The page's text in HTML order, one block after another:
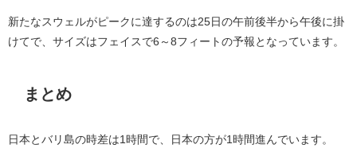
新たなスウェルがピークに達するのは25日の午前後半から午後に掛
けてで、サイズはフェイスで6～8フィートの予報となっています。
まとめ
日本とバリ島の時差は1時間で、日本の方が1時間進んでいます。